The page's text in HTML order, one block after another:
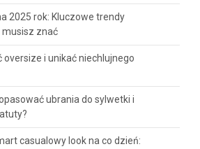
2025 rok: Kluczowe trendy
znać
oversize i unikać niechlujnego
ubrania do sylwetki i
casualowy look na co dzień: